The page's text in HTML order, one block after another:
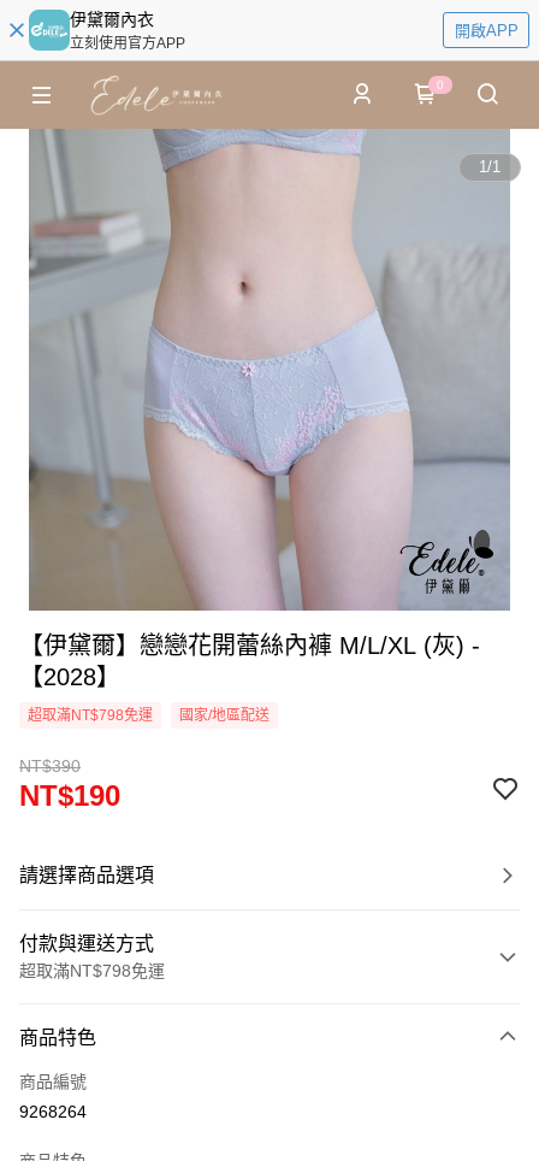
伊黛爾內衣
立刻使用官方APP
開啟APP
0
1/1
【伊黛爾】戀戀花開蕾絲內褲 M/L/XL (灰) -
【2028】
超取滿NT$798免運 國家/地區配送
NT$390
NT$190
請選擇商品選項
付款與運送方式
超取滿NT$798免運
信用卡一次付款
超商取貨付款
商品特色
商品編號
9268264